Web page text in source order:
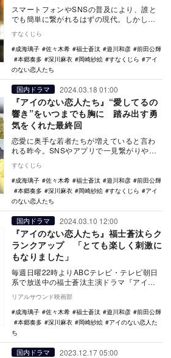
スマートフォンやSNSの普及により、誰と
でも簡単に繋がれるはずの現代。しかし、
り合うことの…
すなくじら
成海璃子
佐々木希 福士蒼汰 遊川和彦
前田公輝
本郷奏多
深川麻衣 岡崎紗絵 すなくじら
アイ
のない恋人たち
国内ドラマ 2024.03.18 01:00
『アイのない恋人たち』“愛してるの
響き”をいつまでも胸に 踏み出す勇
気をくれた最終回
恋愛に奥手な若者たちが増えていると言わ
れる昨今。SNSやアプリで一見繋がりやす
れでも多くの…
すなくじら
成海璃子
佐々木希 福士蒼汰 遊川和彦
前田公輝
本郷奏多
深川麻衣 岡崎紗絵 すなくじら
アイ
のない恋人たち
国内ドラマ 2024.03.10 12:00
『アイのない恋人たち』福士蒼汰らク
ランクアップ 「とても楽しく刺激に
もなりました」
毎週日曜22時よりABCテレビ・テレビ朝日
系で放送中の福士蒼汰主演ドラマ『アイの
ない恋人たち』がクランクアップを迎え
た。 本…
リアルサウンド映画部
成海璃子
佐々木希 福士蒼汰 遊川和彦
前田公輝
本郷奏多
深川麻衣 岡崎紗絵
アイのない恋人た
ち
国内ドラマ 2023.12.17 05:00